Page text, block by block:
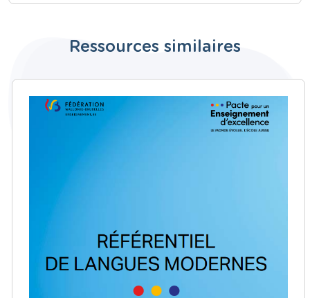
Ressources similaires